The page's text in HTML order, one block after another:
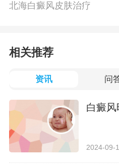
北海白癜风皮肤治疗
相关推荐
资讯 问
白癜
2024-09-